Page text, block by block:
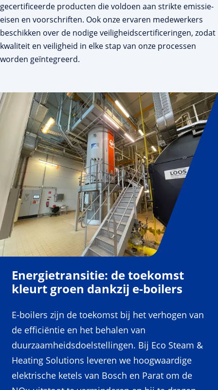
gecertificeerde producten die voldoen aan strikte emissie-
eisen en voorschriften. Ook onze ervaren medewerkers
beschikken over de nodige veiligheidscertificeringen, zodat
kwaliteit en veiligheid in elke stap van onze processen
worden geïntegreerd.
Energietransitie: de toekomst
kleurt groen dankzij e-boilers
E-boilers zijn de toekomst bij het verhogen van
de efficiëntie en het behalen van
duurzaamheidsdoelstellingen. Bij Eco Steam &
Heating Solutions leveren we hoogwaardige
elektrische ketels van Bosch en Parat om de